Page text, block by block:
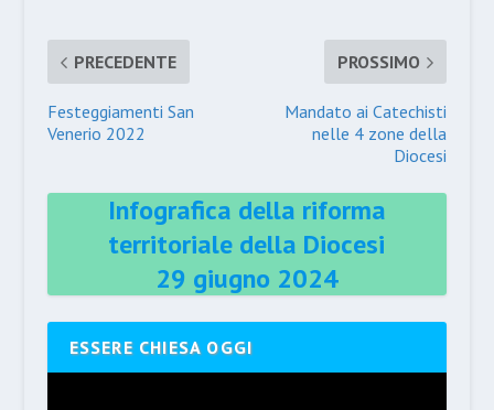
PRECEDENTE
Festeggiamenti San
Venerio 2022
PROSSIMO
Mandato ai Catechisti
nelle 4 zone della
Diocesi
Infografica della riforma
territoriale della Diocesi
29 giugno 2024
ESSERE CHIESA OGGI